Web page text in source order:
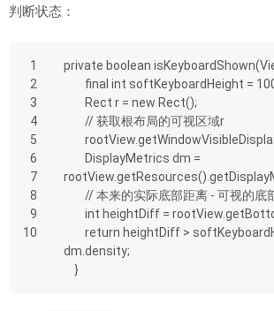
判断状态：
1
2
3
4
5
6
7
8
9
10
private boolean
final int softKeyboardHeight =
        Rect r = new Rect();
        // 获取根布局的可视区域r
// 本来的实际底部距离 - 可视的
int heightDiff =
dm.density;
    }